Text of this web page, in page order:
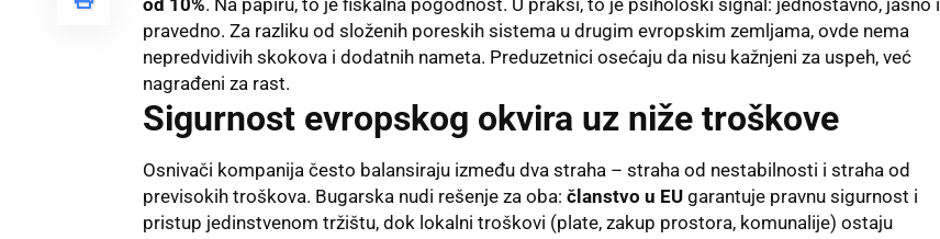
pravedno. Za razliku od složenih poreskih sistema u drugim evropskim zemljama, ovde nema
nepredvidivih skokova i dodatnih nameta. Preduzetnici osećaju da nisu kažnjeni za uspeh, već
nagrađeni za rast.
Sigurnost evropskog okvira uz niže troškove
Osnivači kompanija često balansiraju između dva straha – straha od nestabilnosti i straha od
previsokih troškova. Bugarska nudi rešenje za oba: članstvo u EU garantuje pravnu sigurnost i
pristup jedinstvenom tržištu, dok lokalni troškovi (plate, zakup prostora, komunalije) ostaju